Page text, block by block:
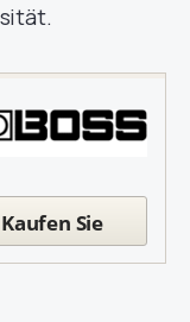
Kaufen Sie